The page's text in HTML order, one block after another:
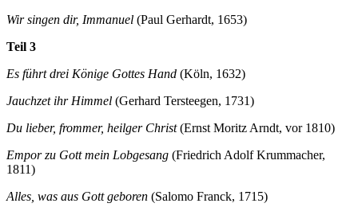
Wir singen dir, Immanuel (Paul Gerhardt, 1653)
Teil 3
Es führt drei Könige Gottes Hand (Köln, 1632)
Jauchzet ihr Himmel (Gerhard Tersteegen, 1731)
Du lieber, frommer, heilger Christ(Ernst Moritz Arndt, vor 1810)
Empor zu Gott mein Lobgesang (Friedrich Adolf Krummacher,
1811)
Alles, was aus Gott geboren (Salomo Franck, 1715)